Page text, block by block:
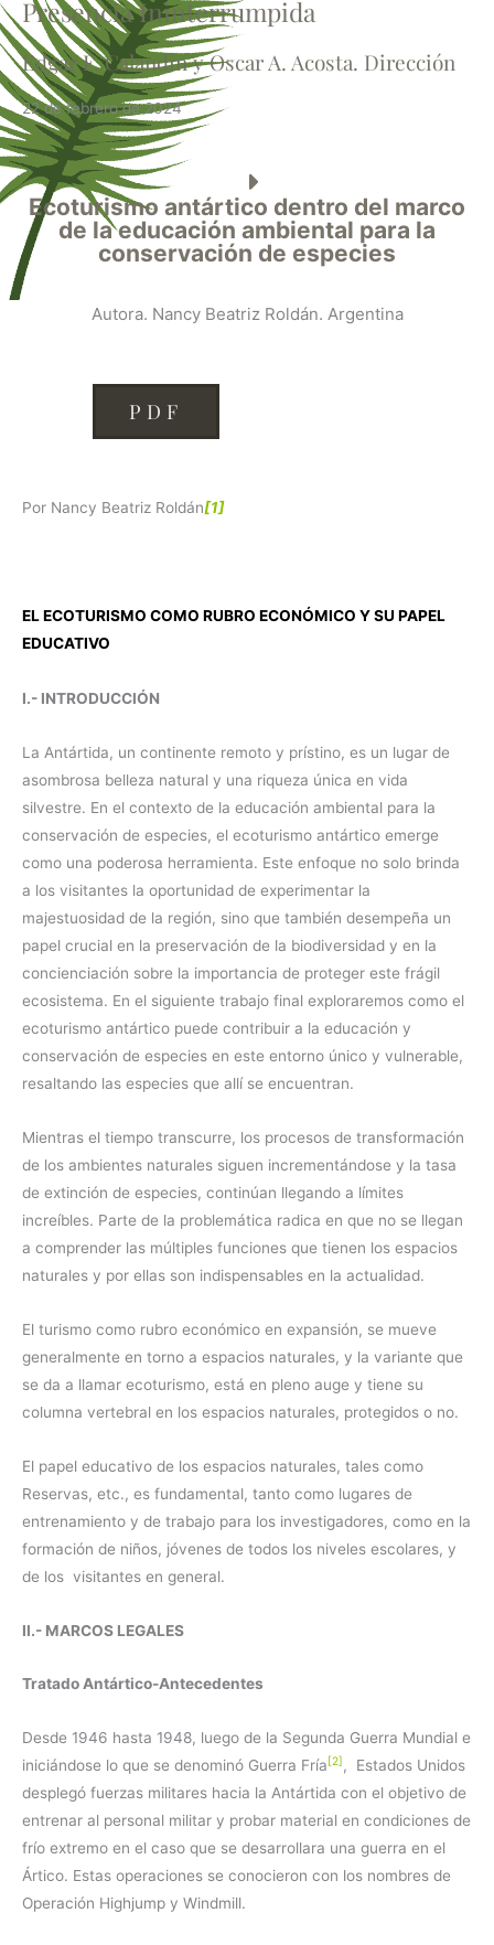
Presencia Ininterrumpida
Edgar F. Calandín y Oscar A. Acosta. Dirección
22 de febrero de 2024
Ecoturismo antártico dentro del marco
de la educación ambiental para la
conservación de especies
Autora. Nancy Beatriz Roldán. Argentina
PDF
Por Nancy Beatriz Roldán[1]
EL ECOTURISMO COMO RUBRO ECONÓMICO Y SU PAPEL
EDUCATIVO
I.- INTRODUCCIÓN
La Antártida, un continente remoto y prístino, es un lugar de
asombrosa belleza natural y una riqueza única en vida
silvestre. En el contexto de la educación ambiental para la
conservación de especies, el ecoturismo antártico emerge
como una poderosa herramienta. Este enfoque no solo brinda
a los visitantes la oportunidad de experimentar la
majestuosidad de la región, sino que también desempeña un
papel crucial en la preservación de la biodiversidad y en la
concienciación sobre la importancia de proteger este frágil
ecosistema. En el siguiente trabajo final exploraremos como el
ecoturismo antártico puede contribuir a la educación y
conservación de especies en este entorno único y vulnerable,
resaltando las especies que allí se encuentran.
Mientras el tiempo transcurre, los procesos de transformación
de los ambientes naturales siguen incrementándose y la tasa
de extinción de especies, continúan llegando a límites
increíbles. Parte de la problemática radica en que no se llegan
a comprender las múltiples funciones que tienen los espacios
naturales y por ellas son indispensables en la actualidad.
El turismo como rubro económico en expansión, se mueve
generalmente en torno a espacios naturales, y la variante que
se da a llamar ecoturismo, está en pleno auge y tiene su
columna vertebral en los espacios naturales, protegidos o no.
El papel educativo de los espacios naturales, tales como
Reservas, etc., es fundamental, tanto como lugares de
entrenamiento y de trabajo para los investigadores, como en la
formación de niños, jóvenes de todos los niveles escolares, y
de los visitantes en general.
II.- MARCOS LEGALES
Tratado Antártico-Antecedentes
Desde 1946 hasta 1948, luego de la Segunda Guerra Mundial e
iniciándose lo que se denominó Guerra Fría [2] , Estados Unidos
desplegó fuerzas militares hacia la Antártida con el objetivo de
entrenar al personal militar y probar material en condiciones de
frío extremo en el caso que se desarrollara una guerra en el
Ártico. Estas operaciones se conocieron con los nombres de
Operación Highjump y Windmill.